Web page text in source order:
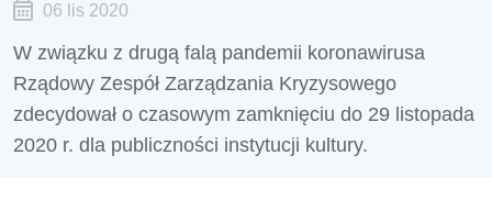
06 lis 2020
W związku z drugą falą pandemii koronawirusa
Rządowy Zespół Zarządzania Kryzysowego
zdecydował o czasowym zamknięciu do 29 listopada
2020 r. dla publiczności instytucji kultury.